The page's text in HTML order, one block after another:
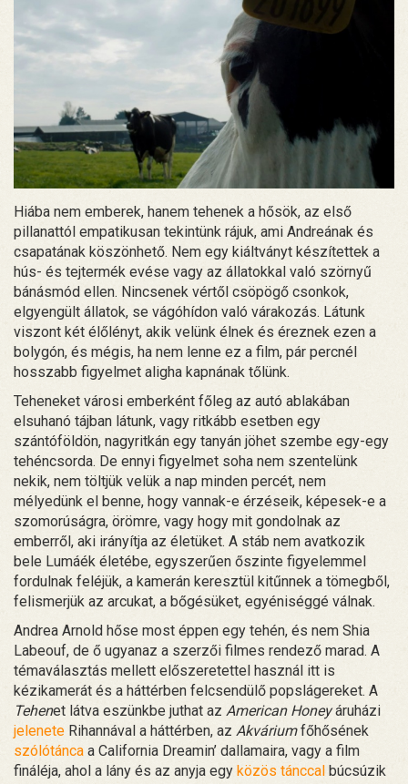
Hiába nem emberek, hanem tehenek a hősök, az első
pillanattól empatikusan tekintünk rájuk, ami Andreának és
csapatának köszönhető. Nem egy kiáltványt készítettek a
hús- és tejtermék evése vagy az állatokkal való szörnyű
bánásmód ellen. Nincsenek vértől csöpögő csonkok,
elgyengült állatok, se vágóhídon való várakozás. Látunk
viszont két élőlényt, akik velünk élnek és éreznek ezen a
bolygón, és mégis, ha nem lenne ez a film, pár percnél
hosszabb figyelmet aligha kapnának tőlünk.
Teheneket városi emberként főleg az autó ablakában
elsuhanó tájban látunk, vagy ritkább esetben egy
szántóföldön, nagyritkán egy tanyán jöhet szembe egy-egy
tehéncsorda. De ennyi figyelmet soha nem szentelünk
nekik, nem töltjük velük a nap minden percét, nem
mélyedünk el benne, hogy vannak-e érzéseik, képesek-e a
szomorúságra, örömre, vagy hogy mit gondolnak az
emberről, aki irányítja az életüket. A stáb nem avatkozik
bele Lumáék életébe, egyszerűen őszinte figyelemmel
fordulnak feléjük, a kamerán keresztül kitűnnek a tömegből,
felismerjük az arcukat, a bőgésüket, egyéniséggé válnak.
Andrea Arnold hőse most éppen egy tehén, és nem Shia
Labeouf, de ő ugyanaz a szerzői filmes rendező marad. A
témaválasztás mellett előszeretettel használ itt is
kézikamerát és a háttérben felcsendülő popslágereket. A
Tehenet látva eszünkbe juthat az American Honeyáruházi
jelenete Rihannával a háttérben, az Akváriumfőhősének
szólótánca a California Dreamin’ dallamaira, vagy a film
fináléja, ahol a lány és az anyja egy közös tánccal búcsúzik